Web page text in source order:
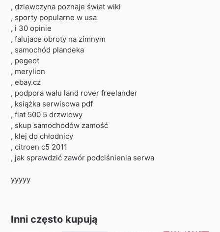
, dziewczyna poznaje świat wiki
, sporty popularne w usa
, i 30 opinie
, falujace obroty na zimnym
, samochód plandeka
, pegeot
, merylion
, ebay.cz
, podpora wału land rover freelander
, książka serwisowa pdf
, fiat 500 5 drzwiowy
, skup samochodów zamość
, klej do chłodnicy
, citroen c5 2011
, jak sprawdzić zawór podciśnienia serwa
yyyyy
Inni często kupują